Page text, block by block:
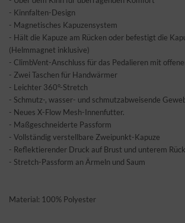
- Kinnfalten-Design
- Magnetisches Kapuzensystem
- Hält die Kapuze am Rücken oder befestigt die
(Helmmagnet inklusive)
- ClimbVent-Anschluss für das Pedalieren mit
- Zwei Taschen für Handwärmer
- Leichter 360°-Stretch
- Schmutz-, wasser- und schmutzabweisende
- Neues X-Flow Mesh-Innenfutter.
- Maßgeschneiderte Passform
- Vollständig verstellbare Zweipunkt-Kapuze
- Reflektierender Druck auf Brust und unterem
- Stretch-Passform an Ärmeln und Saum
Material: 100% Polyester